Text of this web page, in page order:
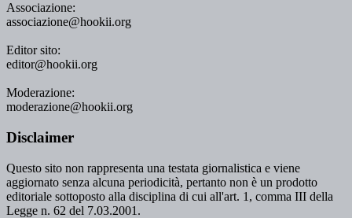
Associazione:
associazione@hookii.org
Editor sito:
editor@hookii.org
Moderazione:
moderazione@hookii.org
Disclaimer
Questo sito non rappresenta una testata giornalistica e viene
aggiornato senza alcuna periodicità, pertanto non è un prodotto
editoriale sottoposto alla disciplina di cui all'art. 1, comma III della
Legge n. 62 del 7.03.2001.